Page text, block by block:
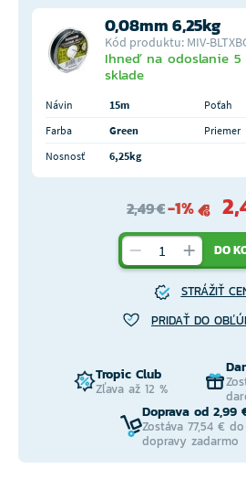
0,08mm 6,25kg
Kód produktu: MIV-
Ihneď na odoslanie
sklade
Návin 15m Poťah
Farba
Green Priemer
Nosnosť
6,25kg
2,49 €-1%
DO
STRÁŽIŤ
PRIDAŤ DO
Tropic Club
Zľava až 12 %
Doprava od 2,99
Zostáva 77,54 € do
dopravy zadarmo